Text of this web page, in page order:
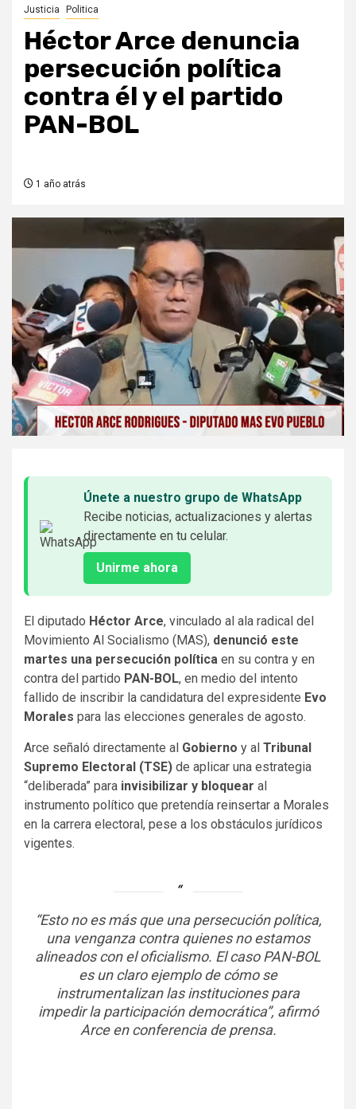
Justicia Politica
Héctor Arce denuncia
persecución política
contra él y el partido
PAN-BOL
1 año atrás
Únete a nuestro grupo de WhatsApp
Recibe noticias, actualizaciones y alertas
directamente en tu celular.
Unirme ahora
El diputado Héctor Arce, vinculado al ala radical del
Movimiento Al Socialismo (MAS), denunció este
martes una persecución política en su contra y en
contra del partido PAN-BOL, en medio del intento
fallido de inscribir la candidatura del expresidente Evo
Morales para las elecciones generales de agosto.
Arce señaló directamente al Gobierno y al Tribunal
Supremo Electoral (TSE) de aplicar una estrategia
“deliberada” para invisibilizar y bloquear al
instrumento político que pretendía reinsertar a Morales
en la carrera electoral, pese a los obstáculos jurídicos
vigentes.
“Esto no es más que una persecución política,
una venganza contra quienes no estamos
alineados con el oficialismo. El caso PAN-BOL
es un claro ejemplo de cómo se
instrumentalizan las instituciones para
impedir la participación democrática”, afirmó
Arce en conferencia de prensa.